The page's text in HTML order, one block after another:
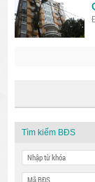
Tìm kiếm BĐS